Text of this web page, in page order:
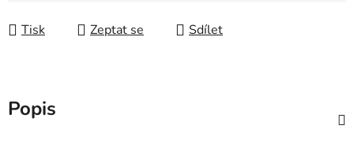
Tisk Zeptat se Sdílet
Popis